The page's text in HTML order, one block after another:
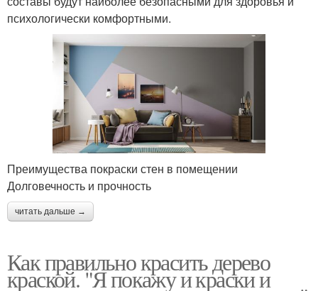
психологически комфортными.
Преимущества покраски стен в помещении
Долговечность и прочность
читать дальше →
Как правильно красить дерево
краской. "Я покажу и краски и